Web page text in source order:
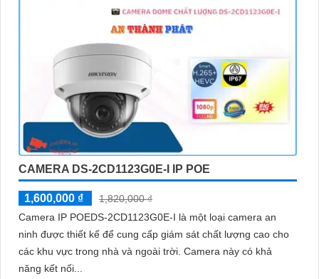
CAMERA DS-2CD1123G0E-I IP POE
1,600,000 ₫
1,820,000 ₫
Camera IP POEDS-2CD1123G0E-I là một loại camera an
ninh được thiết kế để cung cấp giám sát chất lượng cao cho
các khu vực trong nhà và ngoài trời. Camera này có khả
năng kết nối...